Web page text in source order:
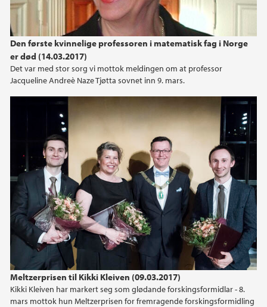
Den første kvinnelige professoren i matematisk fag i Norge
er død (14.03.2017)
Det var med stor sorg vi mottok meldingen om at professor
Jacqueline Andreè Naze Tjøtta sovnet inn 9. mars.
Meltzerprisen til Kikki Kleiven (09.03.2017)
Kikki Kleiven har markert seg som glødande forskingsformidlar - 8.
mars mottok hun Meltzerprisen for fremragende forskingsformidling